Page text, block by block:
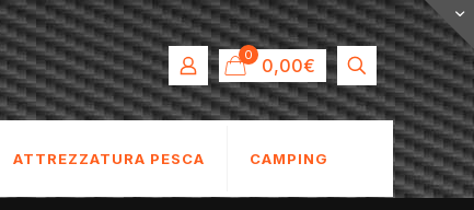
0 0,00€
ATTREZZATURA PESCA CAMPING